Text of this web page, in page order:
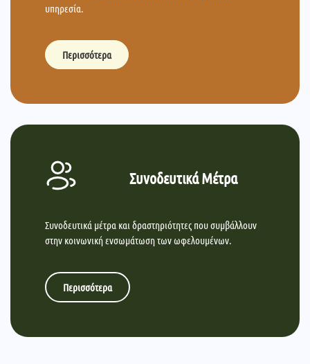
υπηρεσία.
Περισσότερα
Συνοδευτικά Μέτρα
Συνοδευτικά μέτρα και δραστηριότητες που συμβάλλουν
στην κοινωνική ενσωμάτωση των ωφελουμένων.
Περισσότερα